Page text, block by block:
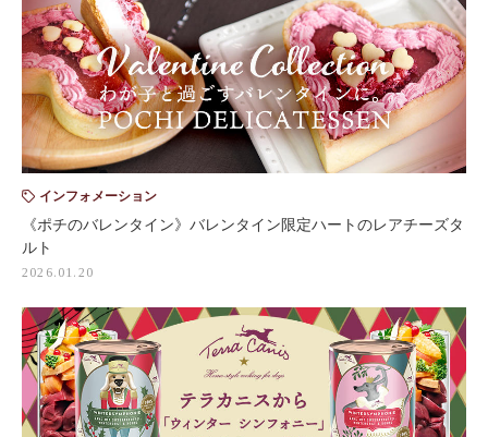
インフォメーション
《ポチのバレンタイン》バレンタイン限定ハートのレアチーズタ
ルト
2026.01.20